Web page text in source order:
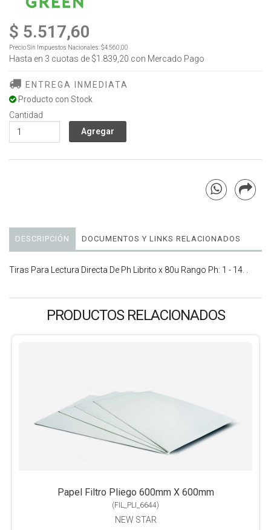
$ 5.517,60
Precio Sin Impuestos Nacionales:$4.560,00
Hasta en 3 cuotas de $1.839,20 con Mercado Pago
ENTREGA INMEDIATA
Producto con Stock
Cantidad
DESCRIPCIÓN DOCUMENTOS Y LINKS RELACIONADOS
Tiras Para Lectura Directa De Ph Librito x 80u Rango Ph: 1 - 14. .
PRODUCTOS RELACIONADOS
Papel Filtro Pliego 600mm X 600mm
(FIL_PLI_6644)
NEW STAR